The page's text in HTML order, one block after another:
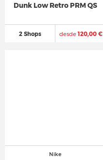
Dunk Low Retro PRM QS
2 Shops desde120,00 €
Nike